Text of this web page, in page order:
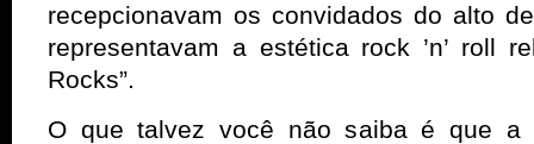
recepcionavam os convidados do alto
representavam a estética rock ’n’ roll
Rocks”.
O que talvez você não saiba é que a